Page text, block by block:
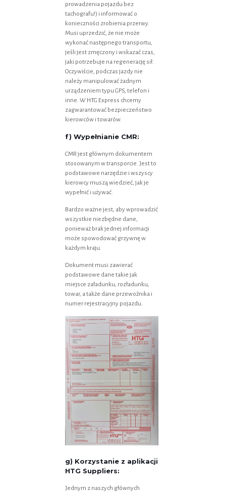
prowadzenia pojazdu bez
tachografu!) i informować o
konieczności zrobienia przerwy.
Musi uprzedzić, że nie może
wykonać następnego transportu,
jeśli jest zmęczony i wskazać czas,
jaki potrzebuje na regenerację sił.
Oczywiście, podczas jazdy nie
należy manipulować żadnym
urządzeniem typu GPS, telefon i
inne. W HTG Express chcemy
zagwarantować bezpieczeństwo
kierowców i towarów.
f) Wypełnianie CMR:
CMR jest głównym dokumentem
stosowanym w transporcie. Jest to
podstawowe narzędzie i wszyscy
kierowcy muszą wiedzieć, jak je
wypełnić i używać.
Bardzo ważne jest, aby wprowadzić
wszystkie niezbędne dane,
ponieważ brak jednej informacji
może spowodować grzywnę w
każdym kraju.
Dokument musi zawierać
podstawowe dane takie jak
miejsce załadunku, rozładunku,
towar, a także dane przewoźnika i
numer rejestracyjny pojazdu.
g) Korzystanie z aplikacji
HTG Suppliers:
Jednym z naszych głównych